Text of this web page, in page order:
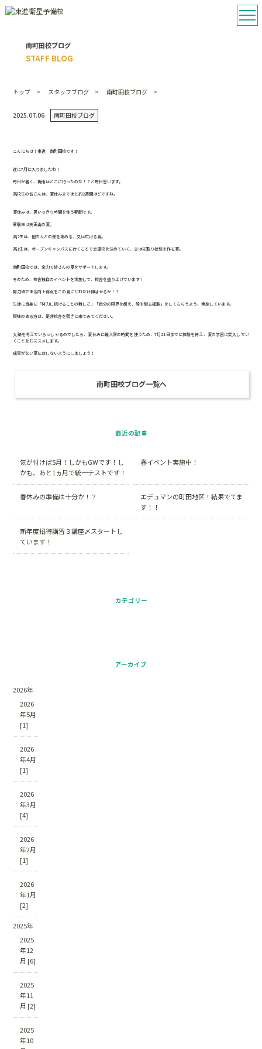
南町田校ブログ
STAFF BLOG
トップ スタッフブログ 南町田校ブログ
2025.07.06 南町田校ブログ
こんにちは！東進 南町田校です！
遂に7月に入りましたね！
毎日が暑く、梅雨はどこに行ったのだ！？と毎日思います。
高校生の皆さんは、夏休みまであと約2週間ほどですね。
夏休みは、思いっきり時間を使う期間です。
受験生は天王山の夏。
高2生は、他の人との差を埋める、又は広げる夏。
高1生は、オープンキャンパスに行くことで志望校を決めていく、又は先取り状態を作る夏。
南町田校では、全力で皆さんの夏をサポートします。
そのため、校舎独自のイベントを実施して、校舎を盛り上げています！
努力値である向上得点をこの夏にどれだけ伸ばせるか！？
生徒に自身に「努力し続けることの難しさ」「自分の限界を超え、殻を破る経験」をしてもらうよう、実施しています。
興味のある方は、是非校舎を覗きに来てみてください。
入塾を考えていらっしゃるのでしたら、夏休みに最大限の時間を使うため、7月 21 日までに体験を終え、夏の学習に突入してい
くことをおススメします。
成果がない夏にはしないようにしましょう！
南町田校ブログ一覧へ
最近の記事
気が付けば5月！しかもGWです！し
かも、あと1ヵ月で統一テストです！
春イベント実施中！
春休みの準備は十分か！？
エデュマンの町田地区！結果でてま
す！！
新年度招待講習３講座〆スタートし
ています！
カテゴリー
アーカイブ
2026年
2026
年5月
[1]
2026
年4月
[1]
2026
年3月
[4]
2026
年2月
[1]
2026
年1月
[2]
2025年
2025
年12
月 [6]
2025
年11
月 [2]
2025
年10